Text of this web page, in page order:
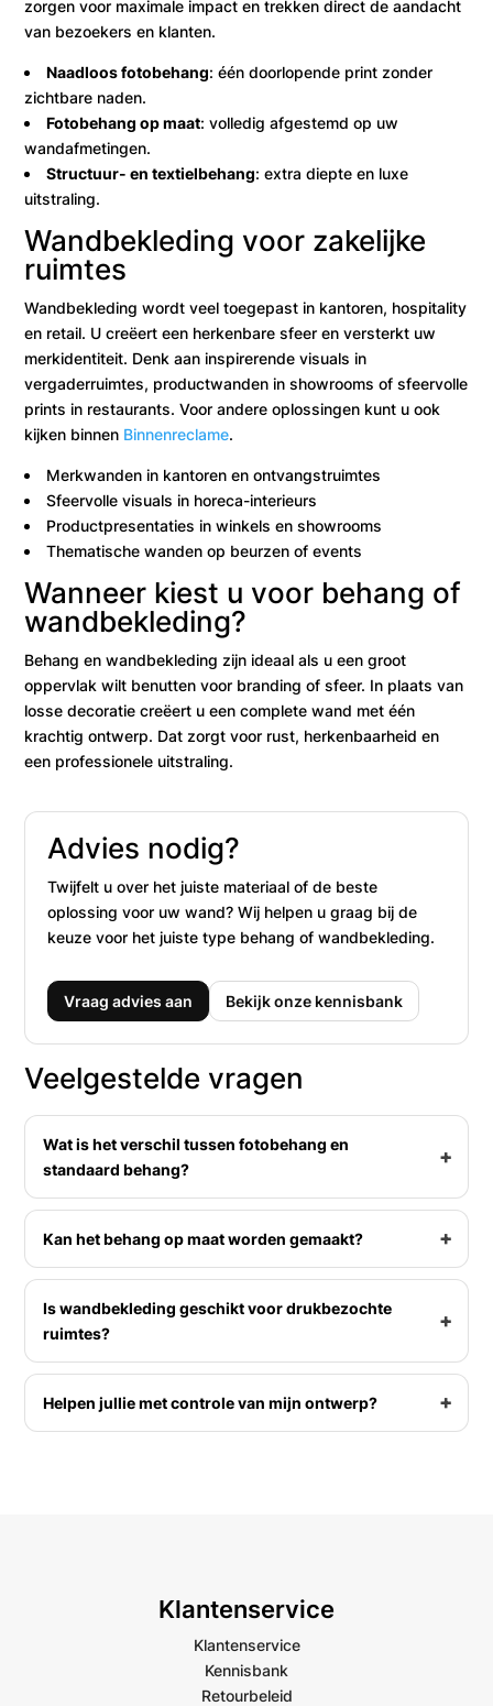
zorgen voor maximale impact en trekken direct de aandacht
van bezoekers en klanten.
Naadloos fotobehang: één doorlopende print zonder
zichtbare naden.
Fotobehang op maat: volledig afgestemd op uw
wandafmetingen.
Structuur- en textielbehang: extra diepte en luxe
uitstraling.
Wandbekleding voor zakelijke
ruimtes
Wandbekleding wordt veel toegepast in kantoren, hospitality
en retail. U creëert een herkenbare sfeer en versterkt uw
merkidentiteit. Denk aan inspirerende visuals in
vergaderruimtes, productwanden in showrooms of sfeervolle
prints in restaurants. Voor andere oplossingen kunt u ook
kijken binnen Binnenreclame.
Merkwanden in kantoren en ontvangstruimtes
Sfeervolle visuals in horeca-interieurs
Productpresentaties in winkels en showrooms
Thematische wanden op beurzen of events
Wanneer kiest u voor behang of
wandbekleding?
Behang en wandbekleding zijn ideaal als u een groot
oppervlak wilt benutten voor branding of sfeer. In plaats van
losse decoratie creëert u een complete wand met één
krachtig ontwerp. Dat zorgt voor rust, herkenbaarheid en
een professionele uitstraling.
Advies nodig?
Twijfelt u over het juiste materiaal of de beste
oplossing voor uw wand? Wij helpen u graag bij de
keuze voor het juiste type behang of wandbekleding.
Vraag advies aan Bekijk onze kennisbank
Veelgestelde vragen
Wat is het verschil tussen fotobehang en
standaard behang?
Kan het behang op maat worden gemaakt?
Is wandbekleding geschikt voor drukbezochte
ruimtes?
Helpen jullie met controle van mijn ontwerp?
Klantenservice
Klantenservice
Kennisbank
Retourbeleid